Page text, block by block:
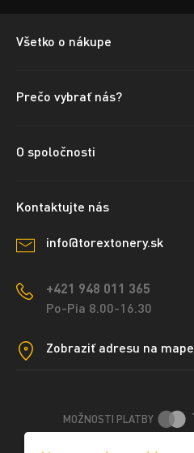
Všetko o nákupe
Prečo vybrať nás?
O spoločnosti
Kontaktujte nás
info@torextonery.sk
+421 948 011 365
Po-Pia 8.00-16.30
Zobraziť adresu na mape
MOŽNOSTI PLATBY